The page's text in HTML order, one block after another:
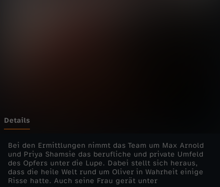
t
e
c
Details
Bei den Ermittlungen nimmt das Team um Max Arnold
und Priya Shamsie das berufliche und private Umfeld
des Opfers unter die Lupe. Dabei stellt sich heraus,
dass die heile Welt rund um Oliver in Wahrheit einige
Risse hatte. Auch seine Frau gerät unter